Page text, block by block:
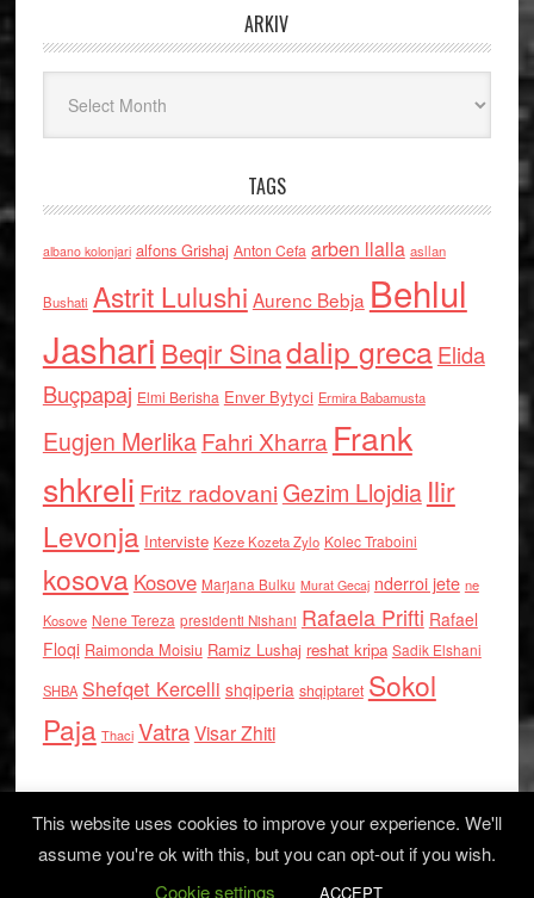
ARKIV
TAGS
albano kolonjari alfons Grishaj Anton Cefa arben llalla asllan
Bushati Astrit Lulushi Aurenc Bebja Behlul
Jashari Beqir Sinadalip grecaElida
Buçpapaj Elmi Berisha Enver Bytyci Ermira Babamusta
Eugjen MerlikaFahri Xharra Frank
shkreli Fritz radovaniGezim Llojdia Ilir
Levonja Interviste Keze Kozeta Zylo Kolec Traboini
kosova Kosove Marjana Bulku Murat Gecaj nderroi jete ne
Kosove Nene Tereza presidenti Nishani Rafaela Prifti Rafael
Floqi Raimonda Moisiu Ramiz Lushaj reshat kripa Sadik Elshani
SHBA Shefqet Kercelli shqiperia shqiptaret Sokol
Paja Thaci VatraVisar Zhiti
Log in
This website uses cookies to improve your experience. We'll
assume you're ok with this, but you can opt-out if you wish.
Cookie settings
ACCEPT